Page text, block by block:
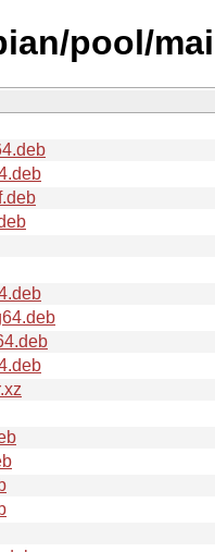
pool/